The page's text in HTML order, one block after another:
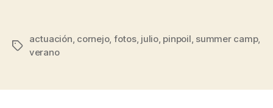
actuación, cornejo, fotos, julio, pinpoil, summer camp,
verano